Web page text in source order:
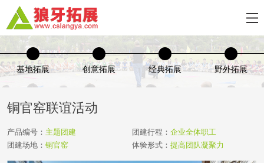
基地拓展 创意拓展 经典拓展 野外拓展
铜官窑联谊活动
产品编号： 主题团建 团建行程： 企业全体职工
团建场地： 铜官窑 体验形式： 提高团队凝聚力